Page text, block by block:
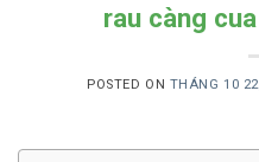
rau càng
POSTED ON THÁNG 10